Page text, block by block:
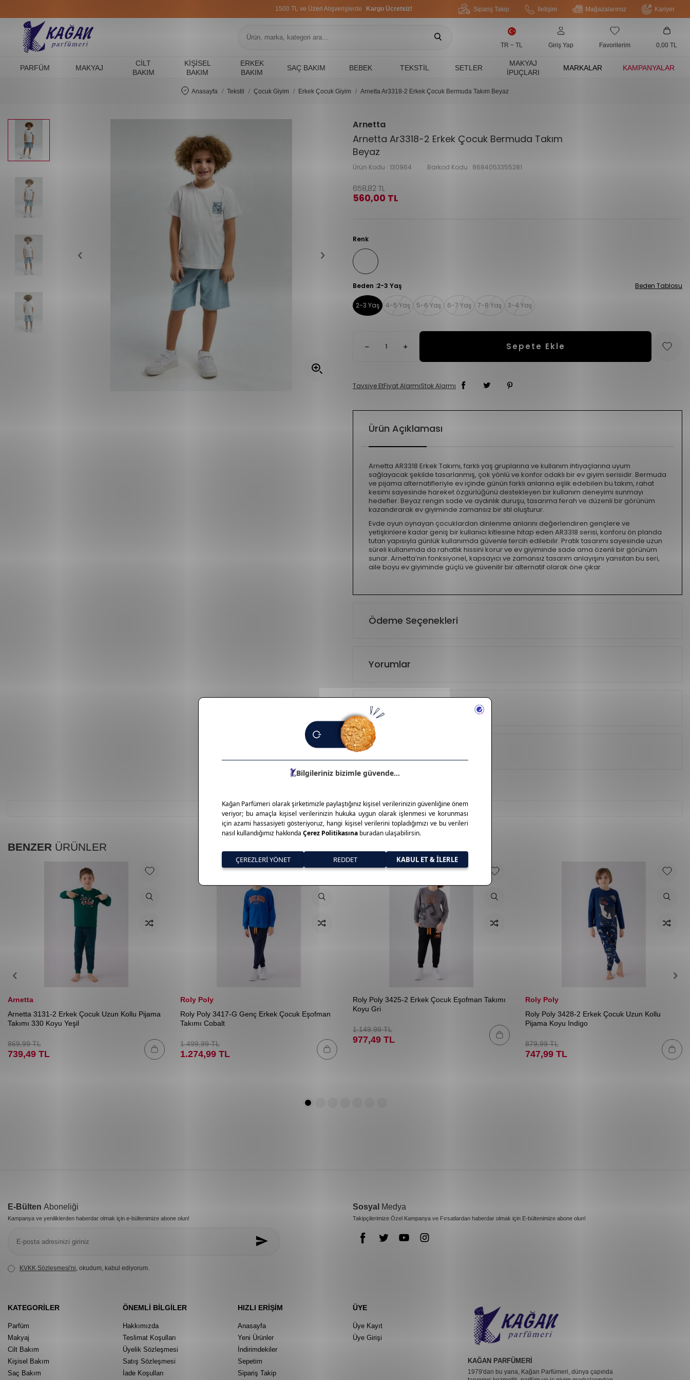
1500 TL ve Üzeri Alışverişlerde Kargo Ücretsiz! Sipariş Takip İletişim Mağazalarımız Kariyer
TR − TL Giriş Yap Favorilerim 0,00 TL
PARFÜM MAKYAJ
CILT
BAKIM
KIŞISEL
BAKIM
ERKEK
BAKIM
SAÇ BAKIM BEBEK TEKSTIL SETLER
MAKYAJ
İPUÇLARI
MARKALAR KAMPANYALAR
Anasayfa Tekstil Çocuk Giyim Erkek Çocuk Giyim Arnetta Ar3318-2 Erkek Çocuk Bermuda Takım Beyaz
Arnetta
Arnetta Ar3318-2 Erkek Çocuk Bermuda Takım
Beyaz
Ürün Kodu : 130964 Barkod Kodu : 8684053355281
658,82 TL
560,00 TL
Renk
Beden :2-3 Yaş Beden Tablosu
2-3 Yaş 4-5 Yaş 5-6 Yaş 6-7 Yaş 7-8 Yaş 3-4 Yaş
Sepete Ekle
Tavsiye EtFiyat AlarmıStok Alarmı
Ürün Açıklaması
Arnetta AR3318 Erkek Takımı, farklı yaş gruplarına ve kullanım ihtiyaçlarına uyum
sağlayacak şekilde tasarlanmış, çok yönlü ve konfor odaklı bir ev giyim serisidir. Bermuda
ve pijama alternatifleriyle ev içinde günün farklı anlarına eşlik edebilen bu takım, rahat
kesimi sayesinde hareket özgürlüğünü destekleyen bir kullanım deneyimi sunmayı
hedefler. Beyaz rengin sade ve aydınlık duruşu, tasarıma ferah ve düzenli bir görünüm
kazandırarak ev giyiminde zamansız bir stil oluşturur.
Evde oyun oynayan çocuklardan dinlenme anlarını değerlendiren gençlere ve
yetişkinlere kadar geniş bir kullanıcı kitlesine hitap eden AR3318 serisi, konforu ön planda
tutan yapısıyla günlük kullanımda güvenle tercih edilebilir. Pratik tasarımı sayesinde uzun
süreli kullanımda da rahatlık hissini korur ve ev giyiminde sade ama özenli bir görünüm
sunar. Arnetta’nın fonksiyonel, kapsayıcı ve zamansız tasarım anlayışını yansıtan bu seri,
aile boyu ev giyiminde güçlü ve güvenilir bir alternatif olarak öne çıkar.
Ödeme Seçenekleri
Yorumlar
Tavsiye Et
İade Koşulları
BENZER ÜRÜNLER
Arnetta
Arnetta 3131-2 Erkek Çocuk Uzun Kollu Pijama
Takımı 330 Koyu Yeşil
869,99TL
739,49 TL
Roly Poly
Roly Poly 3417-G Genç Erkek Çocuk Eşofman
Takımı Cobalt
1.499,99TL
1.274,99 TL
Roly Poly 3425-2 Erkek Çocuk Eşofman Takımı
Koyu Gri
1.149,99TL
977,49 TL
Roly Poly
Roly Poly 3428-2 Erkek Çocuk Uzun Kollu
Pijama Koyu Indigo
879,99TL
747,99 TL
E-Bülten Aboneliği
Kampanya ve yeniliklerden haberdar olmak için e-bültenimize abone olun!
KVKK Sözleşmesi'ni , okudum, kabul ediyorum.
Sosyal Medya
Takipçilerimize Özel Kampanya ve Fırsatlardan haberdar olmak için E-bültenimize abone olun!
KATEGORILER
Parfüm
Makyaj
Cilt Bakım
Kişisel Bakım
Saç Bakım
ÖNEMLI BILGILER
Hakkımızda
Teslimat Koşulları
Üyelik Sözleşmesi
Satış Sözleşmesi
İade Koşulları
HIZLI ERIŞIM
Anasayfa
Yeni Ürünler
İndirimdekiler
Sepetim
Sipariş Takip
ÜYE
Üye Kayıt
Üye Girişi
KAĞAN PARFÜMERİ
1979'dan bu yana, Kağan Parfümeri, dünya çapında